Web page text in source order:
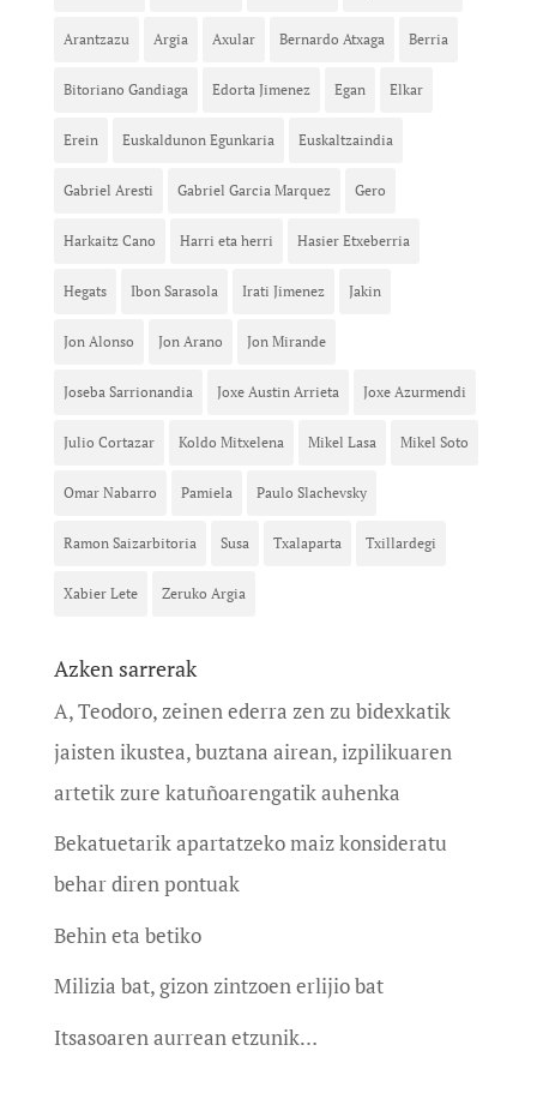
Arantzazu Argia Axular Bernardo Atxaga Berria
Bitoriano Gandiaga Edorta Jimenez Egan Elkar
Erein Euskaldunon Egunkaria Euskaltzaindia
Gabriel Aresti Gabriel Garcia Marquez Gero
Harkaitz Cano Harri eta herri Hasier Etxeberria
Hegats Ibon Sarasola Irati Jimenez Jakin
Jon Alonso Jon Arano Jon Mirande
Joseba Sarrionandia Joxe Austin Arrieta Joxe Azurmendi
Julio Cortazar Koldo Mitxelena Mikel Lasa Mikel Soto
Omar Nabarro Pamiela Paulo Slachevsky
Ramon Saizarbitoria Susa Txalaparta Txillardegi
Xabier Lete Zeruko Argia
Azken sarrerak
A, Teodoro, zeinen ederra zen zu bidexkatik
jaisten ikustea, buztana airean, izpilikuaren
artetik zure katuñoarengatik auhenka
Bekatuetarik apartatzeko maiz konsideratu
behar diren pontuak
Behin eta betiko
Milizia bat, gizon zintzoen erlijio bat
Itsasoaren aurrean etzunik…